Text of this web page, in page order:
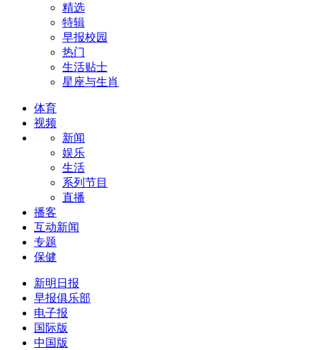
精选
特辑
早报校园
热门
生活贴士
星座与生肖
体育
视频
新闻
娱乐
生活
系列节目
直播
播客
互动新闻
专题
保健
新明日报
早报俱乐部
电子报
国际版
中国版